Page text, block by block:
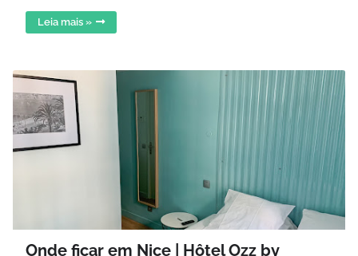
Leia mais »
Onde ficar em Nice | Hôtel Ozz by